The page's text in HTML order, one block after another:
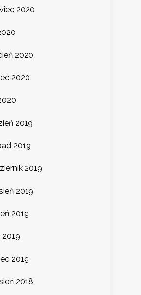
2020
2020
2020
2019
2019
2019
2019
2019
2019
2019
2018